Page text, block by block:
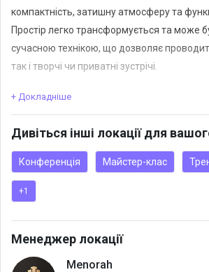
компактність, затишну атмосферу та
Простір легко трансформується та може
сучасною технікою, що дозволяє
так і творчі чи приватні зустрічі.
Завдяки камерній атмосфері Menorah
класів та невеликих святкувань. Інтер’єр
комфорту, а продумана організація
ефективній роботі та невимушеному
+ Докладніше
Дивіться інші локації для
Конференція Майстер-клас
+1
Менеджер локації
Menorah